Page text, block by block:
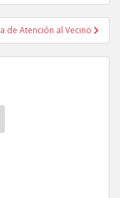
de Atención al Vecino